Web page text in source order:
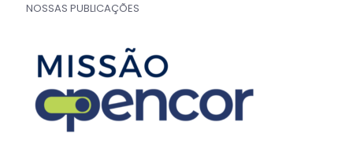
NOSSAS PUBLICAÇÕES